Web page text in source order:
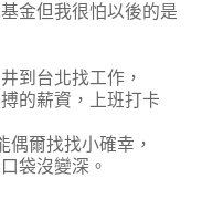
金但我很怕以後的是
到台北找工作，
的薪資，上班打卡
偶爾找找小確幸，
袋沒變深。